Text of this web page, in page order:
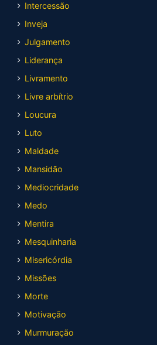
Intercessão
Inveja
Julgamento
Liderança
Livramento
Livre arbítrio
Loucura
Luto
Maldade
Mansidão
Mediocridade
Medo
Mentira
Mesquinharia
Misericórdia
Missões
Morte
Motivação
Murmuração